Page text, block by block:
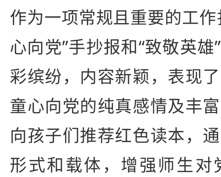
作为一项常规且重要的工
心向党”手抄报和“致敬英
彩缤纷，内容新颖，表现
童心向党的纯真感情及丰
向孩子们推荐红色读本，
形式和载体，增强师生对